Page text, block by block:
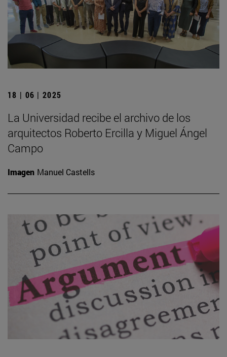
18 | 06 | 2025
La Universidad recibe el archivo de los
arquitectos Roberto Ercilla y Miguel Ángel
Campo
Imagen Manuel Castells